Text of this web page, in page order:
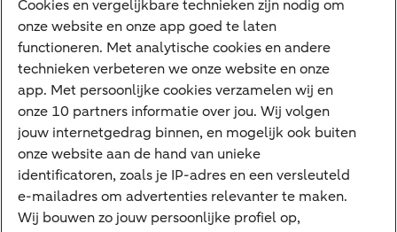
Internet Bankieren
ABN AMRO app
Tikkie
Apple Pay
Google Pay
Veilig bankieren
Meest gezocht
Cookies en vergelijkbare technieken zijn nodig om
onze website en onze app goed te laten
functioneren. Met analytische cookies en andere
technieken verbeteren we onze website en onze
app. Met persoonlijke cookies verzamelen wij en
onze 10 partners informatie over jou. Wij volgen
jouw internetgedrag binnen, en mogelijk ook buiten
onze website aan de hand van unieke
identificatoren, zoals je IP-adres en een versleuteld
e-mailadres om advertenties relevanter te maken.
Wij bouwen zo jouw persoonlijke profiel op,